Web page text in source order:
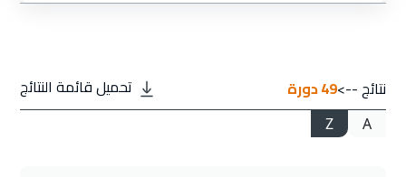
نتائج -->49دورة تحميل قائمة النتائج
A
Z